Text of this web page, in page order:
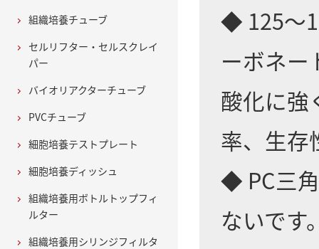
◆ 125～
ーボネー
酸化に強
率、生存
◆ PC三
ないです
組織培養チューブ
セルリフター・セルスクレイ
パー
バイオリアクターチューブ
PVCチューブ
細胞培養テストプレート
細胞培養ディッシュ
組織培養用ボトルトップフィ
ルター
組織培養用シリンジフィルタ